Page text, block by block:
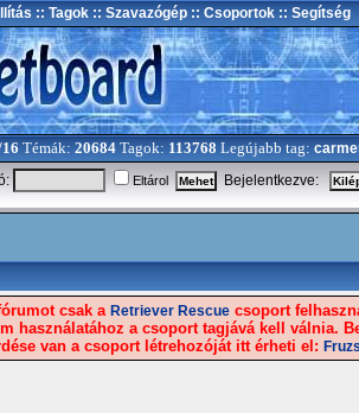
:: Tagok :: Szavazógép :: Csoportok :: Segítség
Témák: 20684 Tagok: 113768 Legújabb tag:
Eltárol
Bejelentkezve:
csak a Retriever Rescue csoport
használatához a csoport tagjává kell válnia.
van a csoport létrehozóját itt érheti el: